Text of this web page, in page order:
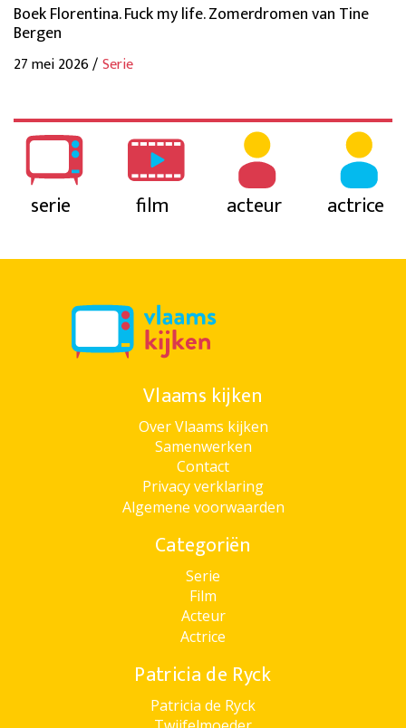
Boek Florentina. Fuck my life. Zomerdromen van Tine
Bergen
27 mei 2026 /Serie
serie film acteur actrice
Vlaams kijken
Over Vlaams kijken
Samenwerken
Contact
Privacy verklaring
Algemene voorwaarden
Categoriën
Serie
Film
Acteur
Actrice
Patricia de Ryck
Patricia de Ryck